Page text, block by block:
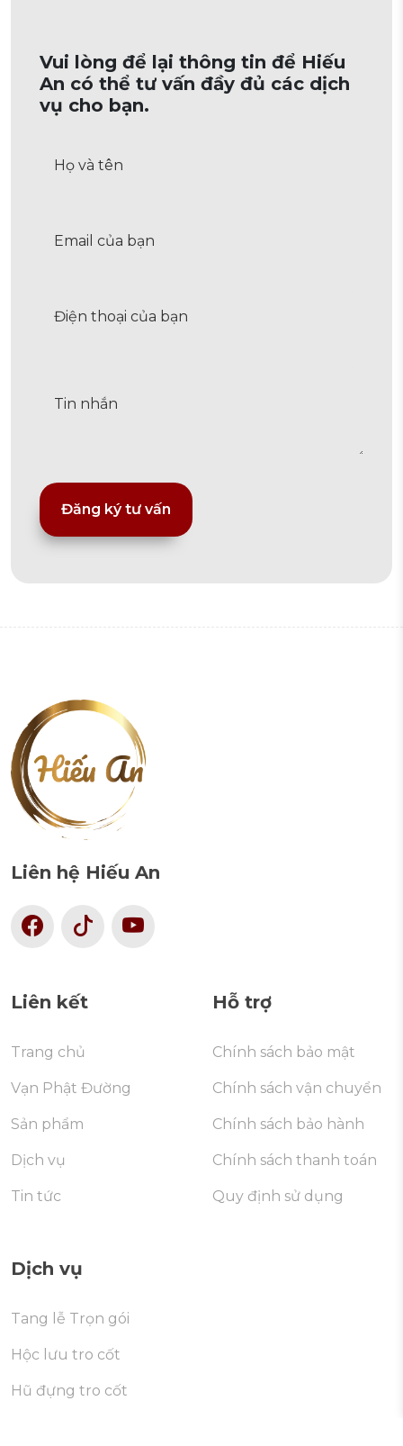
Vui lòng để lại thông tin để Hiếu
An có thể tư vấn đầy đủ các dịch
vụ cho bạn.
Liên hệ Hiếu An
Liên kết
Trang chủ
Vạn Phật Đường
Sản phẩm
Dịch vụ
Tin tức
Hỗ trợ
Chính sách bảo mật
Chính sách vận chuyển
Chính sách bảo hành
Chính sách thanh toán
Quy định sử dụng
Dịch vụ
Tang lễ Trọn gói
Hộc lưu tro cốt
Hũ đựng tro cốt